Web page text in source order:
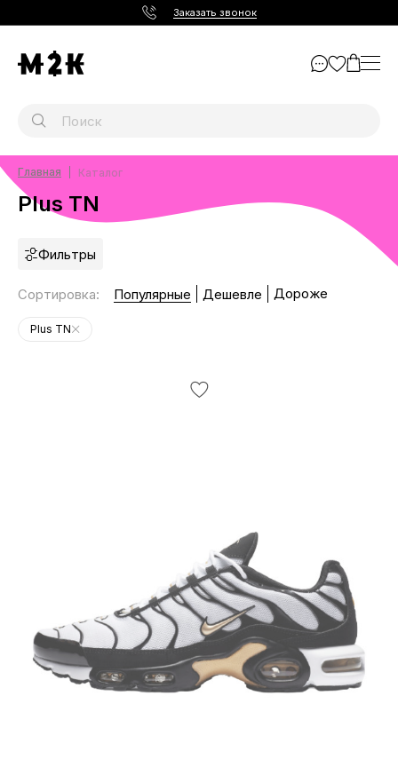
Заказать звонок
Главная Каталог
Plus TN
Фильтры
Сортировка: Популярные Дешевле Дороже
Plus TN